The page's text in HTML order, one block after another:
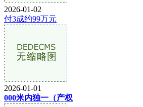
2026-01-02
付3成约99万元
2026-01-01
000米内独一（产权